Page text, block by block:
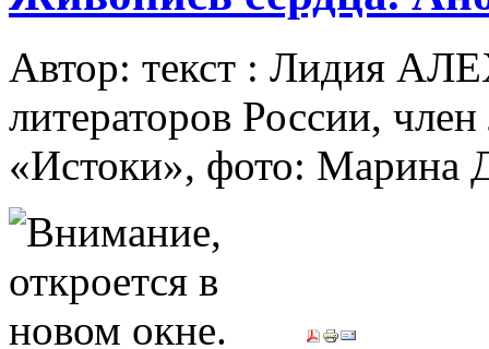
Автор: текст : Лидия
литераторов России,
«Истоки», фото: